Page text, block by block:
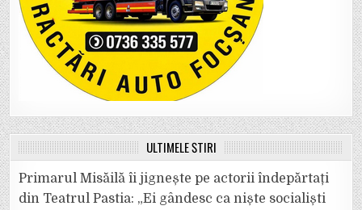
ULTIMELE ȘTIRI
Primarul Misăilă îi jignește pe actorii îndepărtați
din Teatrul Pastia: „Ei gândesc ca niște socialiști